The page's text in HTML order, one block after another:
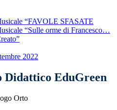
“FAVOLE SFASATE
“Sulle orme di Francesco…
2022
Didattico EduGreen